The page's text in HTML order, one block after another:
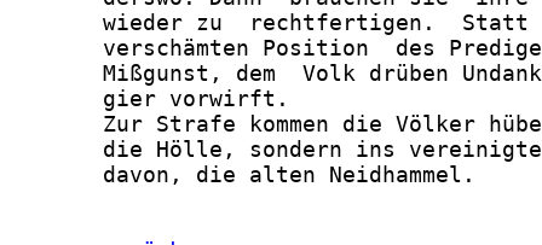
wieder zu  rechtfertigen.
verschämten Position  des
Mißgunst, dem  Volk drüben
       gier vorwirft.
Zur Strafe kommen die Völker
die Hölle, sondern ins
       davon, die alten Neidhammel.